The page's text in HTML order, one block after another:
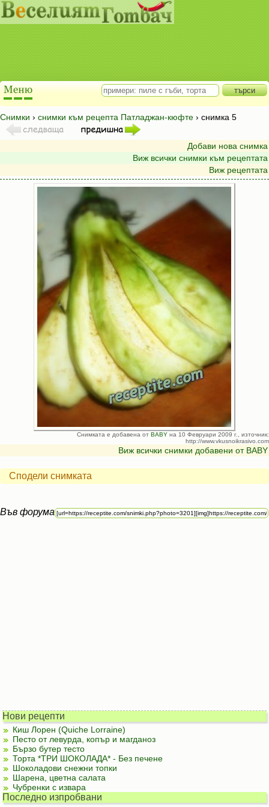
Снимки › снимки към рецепта Патладжан-кюфте › снимка 5
Добави нова снимка
Виж всички снимки към рецептата
Виж рецептата
Снимката е добавена от BABY на 10 Февруари 2009 г., източник:
http://www.vkusnoikrasivo.com
Виж всички снимки добавени от BABY
Сподели снимката
Във форума
Нови рецепти
Киш Лорен (Quiche Lorraine)
Песто от левурда, копър и магданоз
Бързо бутер тесто
Торта *ТРИ ШОКОЛАДА* - Без печене
Шоколадови снежни топки
Шарена, цветна салата
Чубренки с извара
Последно изпробвани